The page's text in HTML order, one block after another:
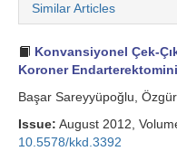
Similar Articles
Konvansiyonel Çek-
Koroner
Başar Sareyyüpoğlu, Özgür
Issue: August 2012,
10.5578/kkd.3392